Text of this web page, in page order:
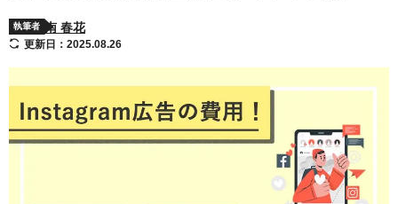
執筆者 南 春花
更新日：2025.08.26